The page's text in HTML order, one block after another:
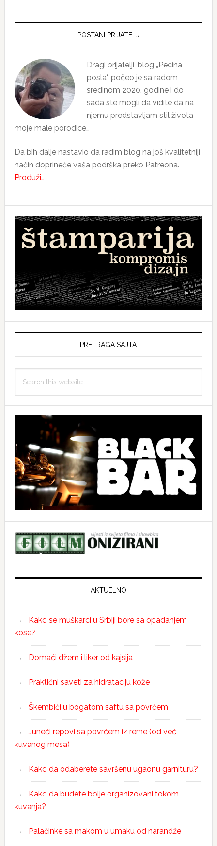
Primary
POSTANI PRIJATELJ
Dragi prijatelji, blog „Pecina
posla“ počeo je sa radom
sredinom 2020. godine i do
sada ste mogli da vidite da na
njemu predstavljam stil života
moje male porodice…
Da bih dalje nastavio da radim blog na još kvalitetniji
način doprineće vaša podrška preko Patreona.
Produži…
PRETRAGA SAJTA
this
AKTUELNO
Kako se muškarci u Srbiji bore sa opadanjem
kose?
Domaći džem i liker od kajsija
Praktični saveti za hidrataciju kože
Škembići u bogatom saftu sa povrćem
Juneći repovi sa povrćem iz rerne (od već
kuvanog mesa)
Kako da odaberete savršenu ugaonu garnituru?
Kako da budete bolje organizovani tokom
kuvanja?
Palačinke sa makom u umaku od narandže